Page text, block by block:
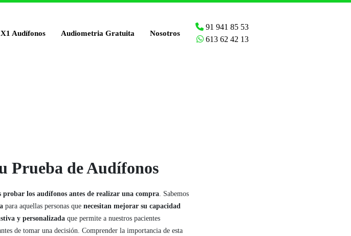
Audífonos Audiometria Gratuita Nosotros
91 941 85 53
613 62 42 13
Prueba de Audífonos
los audífonos antes de realizar una compra. Sabemos
para aquellas personas que necesitan mejorar su capacidad
y personalizada que permite a nuestros pacientes
de tomar una decisión. Comprender la importancia de esta